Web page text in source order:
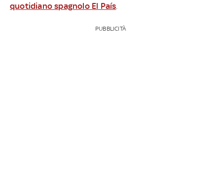
quotidiano spagnolo El País
PUBBLICITÀ